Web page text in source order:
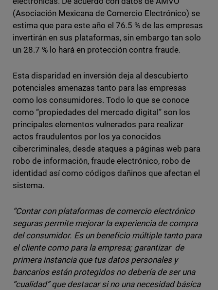
(Asociación Mexicana de Comercio Electrónico) se
estima que para este año el 76.5 % de las empresas
invertirán en sus plataformas, sin embargo tan solo
un 28.7 % lo hará en protección contra fraude.
Esta disparidad en inversión deja al descubierto
potenciales amenazas tanto para las empresas
como los consumidores. Todo lo que se conoce
como “propiedades del mercado digital” son los
principales elementos vulnerados para realizar
actos fraudulentos por los ya conocidos
cibercriminales, desde ataques a páginas web para
robo de información, fraude electrónico, robo de
identidad así como códigos dañinos que afectan el
sistema.
“Contar con plataformas de comercio electrónico
seguras permite mejorar la experiencia de compra
del consumidor. Es un beneficio múltiple tanto para
el cliente como para la empresa; garantizar de
primera instancia que tus datos personales y
bancarios están protegidos no debería de ser una
“cualidad” que destacar si no una necesidad básica